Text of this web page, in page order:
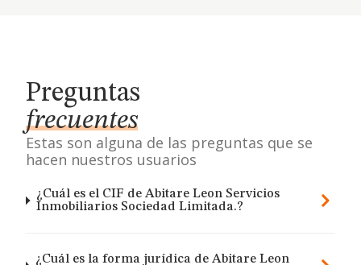
Preguntas
frecuentes
Estas son alguna de las preguntas que se
hacen nuestros usuarios
¿Cuál es el CIF de Abitare Leon Servicios
Inmobiliarios Sociedad Limitada.?
¿Cuál es la forma jurídica de Abitare Leon